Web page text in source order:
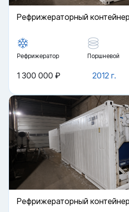
Рефрижераторный контейнер
Рефрижератор Поршневой
2012 г.
1 300 000 ₽
Рефрижераторный контейнер